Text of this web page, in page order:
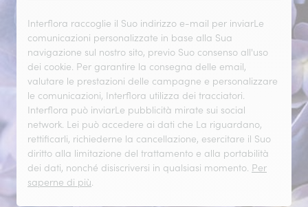
Interflora raccoglie il Suo indirizzo e-mail per inviarLe
comunicazioni personalizzate in base alla Sua
navigazione sul nostro sito, previo Suo consenso all'uso
dei cookie. Per garantire la consegna delle email,
valutare le prestazioni delle campagne e personalizzare
le comunicazioni, Interflora utilizza dei tracciatori.
Interflora può inviarLe pubblicità mirate sui social
network. Lei può accedere ai dati che La riguardano,
rettificarli, richiederne la cancellazione, esercitare il Suo
diritto alla limitazione del trattamento e alla portabilità
dei dati, nonché disiscriversi in qualsiasi momento. Per
saperne di più.